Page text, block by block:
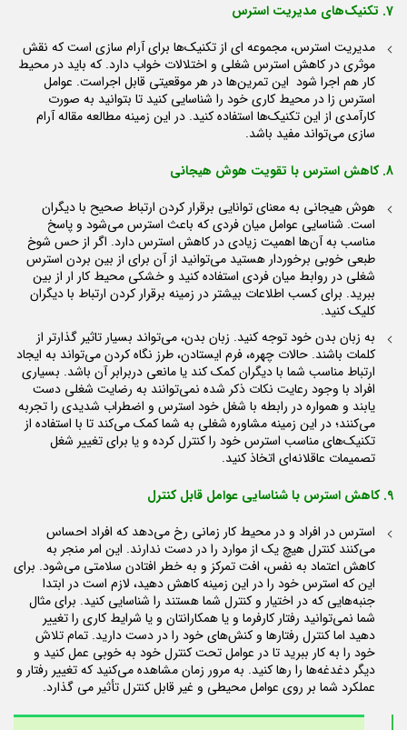
7. تکنیک‌های مدیریت استرس
مدیریت استرس، مجموعه ای از تکنیک‌ها برای آرام سازی است که نقش
موثری در کاهش استرس شغلی و اختلالات خواب دارد. که باید در محیط
کار هم اجرا شود این تمرین‌ها در هر موقعیتی قابل اجراست. عوامل
استرس زا در محیط کاری خود را شناسایی کنید تا بتوانید به صورت
کارآمدی از این تکنیک‌ها استفاده کنید. در این زمینه مطالعه مقاله آرام
سازی می‌تواند مفید باشد.
8. کاهش استرس با تقویت هوش هیجانی
هوش هیجانی به معنای توانایی برقرار کردن ارتباط صحیح با دیگران
است. شناسایی عوامل میان فردی که باعث استرس می‌شود و پاسخ
مناسب به آن‌ها اهمیت زیادی در کاهش استرس دارد. اگر از حس شوخ
طبعی خوبی برخوردار هستید می‌توانید از آن برای از بین بردن استرس
شغلی در روابط میان فردی استفاده کنید و خشکی محیط کار ار از بین
ببرید. برای کسب اطلاعات بیشتر در زمینه برقرار کردن ارتباط با دیگران
کلیک کنید.
به زبان بدن خود توجه کنید. زبان بدن، می‌تواند بسیار تاثیر گذارتر از
کلمات باشند. حالات چهره، فرم ایستادن، طرز نگاه کردن می‌تواند به ایجاد
ارتباط مناسب شما با دیگران کمک کند یا مانعی دربرابر آن باشد. بسیاری
افراد با وجود رعایت نکات ذکر شده نمی‌توانند به رضایت شغلی دست
یابند و همواره در رابطه با شغل خود استرس و اضطراب شدیدی را تجربه
می‌کنند؛ در این زمینه مشاوره شغلی به شما کمک می‌کند تا با استفاده از
تکنیک‌های مناسب استرس خود را کنترل کرده و یا برای تغییر شغل
تصمیمات عاقلانه‌ای اتخاذ کنید.
9. کاهش استرس با شناسایی عوامل قابل کنترل
استرس در افراد و در محیط کار زمانی رخ می‌دهد که افراد احساس
می‌کنند کنترل هیچ یک از موارد را در دست ندارند. این امر منجر به
کاهش اعتماد به نفس، افت تمرکز و به خطر افتادن سلامتی می‌شود. برای
این که استرس خود را در این زمینه کاهش دهید، لازم است در ابتدا
جنبه‌هایی که در اختیار و کنترل شما هستند را شناسایی کنید. برای مثال
شما نمی‌توانید رفتار کارفرما و یا همکارانتان و یا شرایط کاری را تغییر
دهید اما کنترل رفتارها و کنش‌های خود را در دست دارید. تمام تلاش
خود را به کار ببرید تا در عوامل تحت کنترل خود به خوبی عمل کنید و
دیگر دغدغه‌ها را رها کنید. به مرور زمان مشاهده می‌کنید که تغییر رفتار و
عملکرد شما بر روی عوامل محیطی و غیر قابل کنترل تأثیر می گذارد.